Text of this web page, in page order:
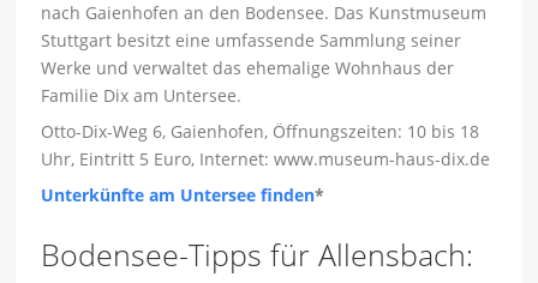
nach Gaienhofen an den Bodensee. Das Kunstmuseum
Stuttgart besitzt eine umfassende Sammlung seiner
Werke und verwaltet das ehemalige Wohnhaus der
Familie Dix am Untersee.
Otto-Dix-Weg 6, Gaienhofen, Öffnungszeiten: 10 bis 18
Uhr, Eintritt 5 Euro, Internet: www.museum-haus-dix.de
Unterkünfte am Untersee finden*
Bodensee-Tipps für Allensbach: